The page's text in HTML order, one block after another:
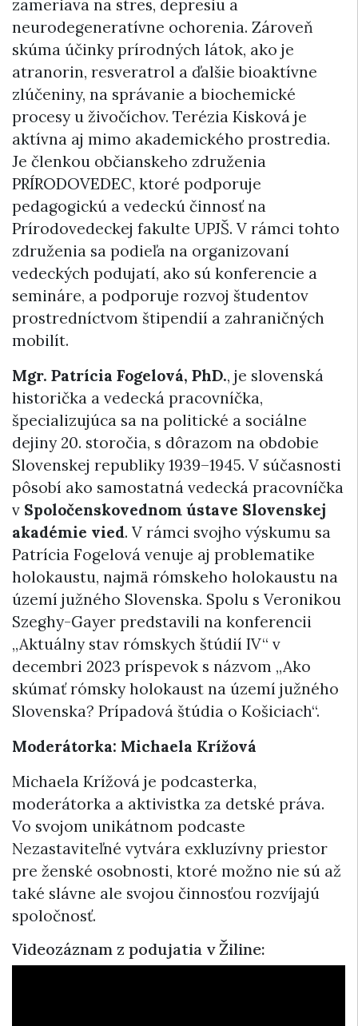
zameriava na stres, depresiu a
neurodegeneratívne ochorenia. Zároveň
skúma účinky prírodných látok, ako je
atranorin, resveratrol a ďalšie bioaktívne
zlúčeniny, na správanie a biochemické
procesy u živočíchov. Terézia Kisková je
aktívna aj mimo akademického prostredia.
Je členkou občianskeho združenia
PRÍRODOVEDEC, ktoré podporuje
pedagogickú a vedeckú činnosť na
Prírodovedeckej fakulte UPJŠ. V rámci tohto
združenia sa podieľa na organizovaní
vedeckých podujatí, ako sú konferencie a
semináre, a podporuje rozvoj študentov
prostredníctvom štipendií a zahraničných
mobilít.
Mgr. Patrícia Fogelová, PhD., je slovenská
historička a vedecká pracovníčka,
špecializujúca sa na politické a sociálne
dejiny 20. storočia, s dôrazom na obdobie
Slovenskej republiky 1939–1945. V súčasnosti
pôsobí ako samostatná vedecká pracovníčka
v Spoločenskovednom ústave Slovenskej
akadémie vied. V rámci svojho výskumu sa
Patrícia Fogelová venuje aj problematike
holokaustu, najmä rómskeho holokaustu na
území južného Slovenska. Spolu s Veronikou
Szeghy-Gayer predstavili na konferencii
„Aktuálny stav rómskych štúdií IV“ v
decembri 2023 príspevok s názvom „Ako
skúmať rómsky holokaust na území južného
Slovenska? Prípadová štúdia o Košiciach“.
Moderátorka: Michaela Krížová
Michaela Krížová je podcasterka,
moderátorka a aktivistka za detské práva.
Vo svojom unikátnom podcaste
Nezastaviteľné vytvára exkluzívny priestor
pre ženské osobnosti, ktoré možno nie sú až
také slávne ale svojou činnosťou rozvíjajú
spoločnosť.
Videozáznam z podujatia v Žiline: